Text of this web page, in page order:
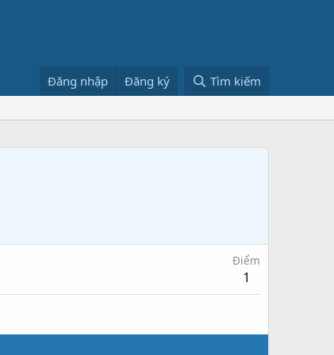
Đăng nhập Đăng ký Tìm kiếm
Điểm
1